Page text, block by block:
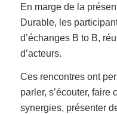
En marge de la
Durable, les
d’échanges B to B,
d’acteurs.
Ces rencontres ont
parler, s’écouter, faire
synergies, présenter